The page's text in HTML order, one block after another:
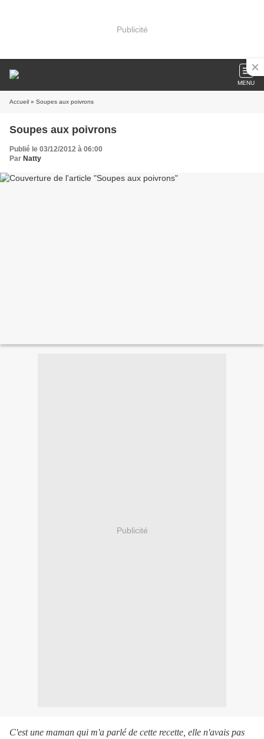
Publicité
MENU
Accueil » Soupes aux poivrons
Soupes aux poivrons
Publié le 03/12/2012 à 06:00
Par Natty
Publicité
C'est une maman qui m'a parlé de cette recette, elle n'avais pas